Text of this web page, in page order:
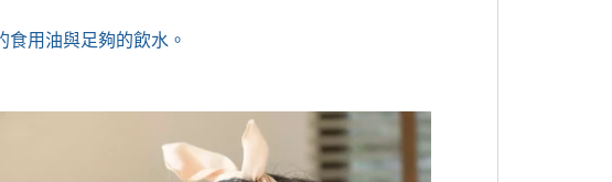
用油與足夠的飲水。